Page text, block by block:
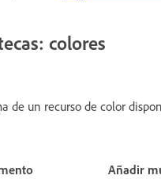
colores
de un recurso de color
Añadir